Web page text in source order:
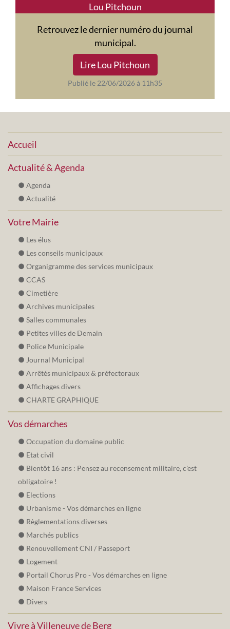
Lou Pitchoun
Retrouvez le dernier numéro du journal
municipal.
Lire Lou Pitchoun
Publié le 22/06/2026 à 11h35
Accueil
Actualité & Agenda
Agenda
Actualité
Votre Mairie
Les élus
Les conseils municipaux
Organigramme des services municipaux
CCAS
Cimetière
Archives municipales
Salles communales
Petites villes de Demain
Police Municipale
Journal Municipal
Arrêtés municipaux & préfectoraux
Affichages divers
CHARTE GRAPHIQUE
Vos démarches
Occupation du domaine public
Etat civil
Bientôt 16 ans : Pensez au recensement militaire, c'est
obligatoire !
Elections
Urbanisme - Vos démarches en ligne
Règlementations diverses
Marchés publics
Renouvellement CNI / Passeport
Logement
Portail Chorus Pro - Vos démarches en ligne
Maison France Services
Divers
Vivre à Villeneuve de Berg